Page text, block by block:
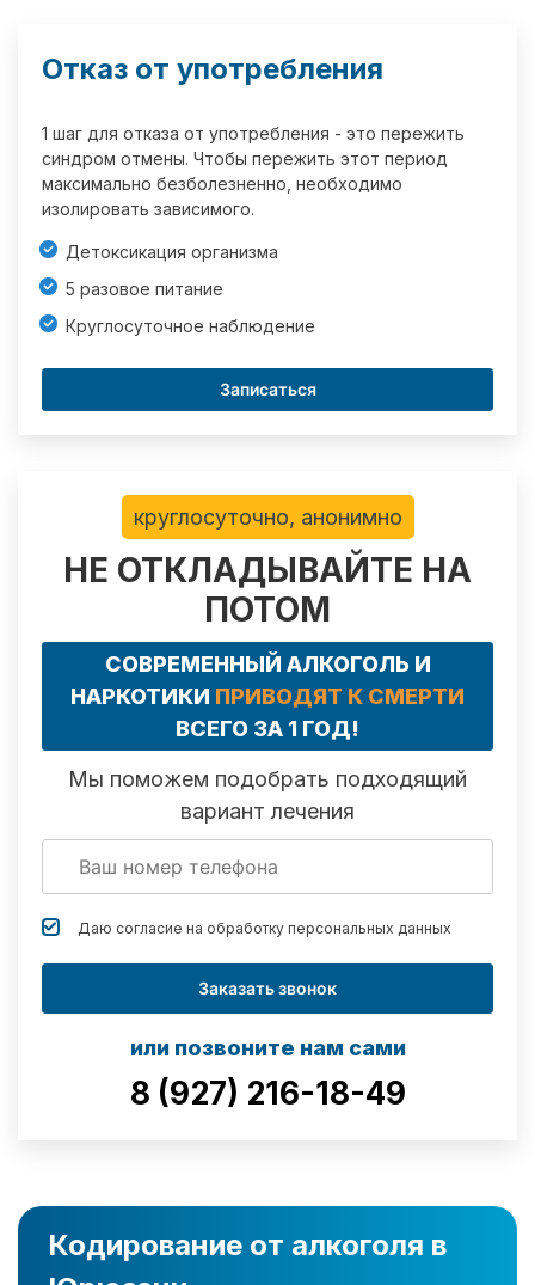
Отказ от употребления
1 шаг для отказа от употребления - это пережить
синдром отмены. Чтобы пережить этот период
максимально безболезненно, необходимо
изолировать зависимого.
Детоксикация организма
5 разовое питание
Круглосуточное наблюдение
Записаться
круглосуточно, анонимно
НЕ ОТКЛАДЫВАЙТЕ НА
ПОТОМ
СОВРЕМЕННЫЙ АЛКОГОЛЬ И
НАРКОТИКИ ПРИВОДЯТ К СМЕРТИ
ВСЕГО ЗА 1 ГОД!
Мы поможем подобрать подходящий
вариант лечения
Даю согласие на обработку персональных данных
Заказать звонок
или позвоните нам сами
8 (927) 216-18-49
Кодирование от алкоголя в